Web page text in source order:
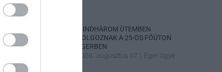
MINDHÁROM ÜTEMBEN
DOLGOZNAK A 25-ÖS FŐÚTON
EGERBEN
2026. augusztus 07 Eger ügye